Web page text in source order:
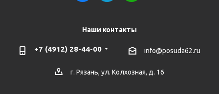
Наши контакты
+7 (4912) 28-44-00 info@posuda62.ru
г. Рязань, ул. Колхозная, д. 16